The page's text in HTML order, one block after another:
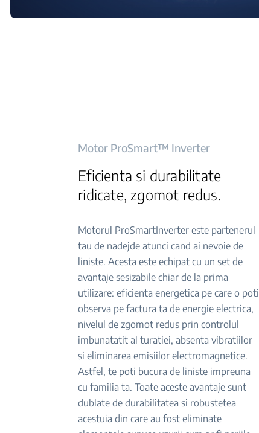
Motor ProSmart™ Inverter
Eficienta si durabilitate
ridicate, zgomot redus.
Motorul ProSmartInverter este partenerul
tau de nadejde atunci cand ai nevoie de
liniste. Acesta este echipat cu un set de
avantaje sesizabile chiar de la prima
utilizare: eficienta energetica pe care o poti
observa pe factura ta de energie electrica,
nivelul de zgomot redus prin controlul
imbunatatit al turatiei, absenta vibratiilor
si eliminarea emisiilor electromagnetice.
Astfel, te poti bucura de liniste impreuna
cu familia ta. Toate aceste avantaje sunt
dublate de durabilitatea si robustetea
acestuia din care au fost eliminate